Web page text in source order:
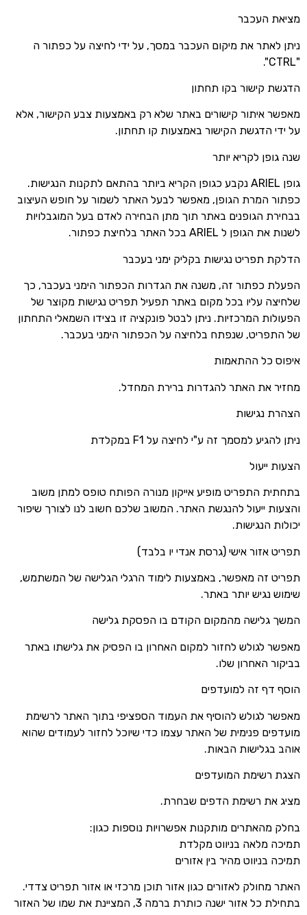
מציאת העכבר
ניתן לאתר את מיקום העכבר במסך, על ידי לחיצה על כפתור ה
"CTRL".
הדגשת קישור בקו תחתון
מאפשר איתור קישורים באתר שלא רק באמצעות צבע הקישור, אלא
על ידי הדגשת הקישור באמצעות קו תחתון.
שנה גופן לקריא יותר
גופן ARIEL נקבע כגופן הקריא ביותר בהתאם לתקנות הנגישות.
כפתור המרת הגופן, מאפשר לבעל האתר לשמור על חופש העיצוב
בבחירת הגופנים באתר תוך מתן הבחירה לאדם בעל המוגבלויות
לשנות את הגופן ל ARIEL בכל האתר בלחיצת כפתור.
הדלקת תפריט נגישות בקליק ימני בעכבר
הפעלת כפתור זה, משנה את הגדרות הכפתור הימני בעכבר, כך
שלחיצה עליו בכל מקום באתר תפעיל תפריט נגישות מקוצר של
הפעולות המרכזיות. ניתן לבטל פונקציה זו בצידו השמאלי התחתון
של התפריט, שנפתח בלחיצה על הכפתור הימני בעכבר.
איפוס כל ההתאמות
מחזיר את האתר להגדרות ברירת המחדל.
הצהרת נגישות
ניתן להגיע למסמך זה ע"י לחיצה על F1 במקלדת
הצעות ייעול
בתחתית התפריט מופיע אייקון מנורה הפותח טופס למתן משוב
והצעות ייעול להנגשת האתר. המשוב שלכם חשוב לנו לצורך שיפור
יכולות הנגישות.
תפריט אזור אישי (גרסת אנדי יו בלבד)
תפריט זה מאפשר, באמצעות לימוד הרגלי הגלישה של המשתמש,
שימוש נגיש יותר באתר.
המשך גלישה מהמקום הקודם בו הפסקת גלישה
מאפשר לגולש לחזור למקום האחרון בו הפסיק את גלישתו באתר
בביקור האחרון שלו.
הוסף דף זה למועדפים
מאפשר לגולש להוסיף את העמוד הספציפי בתוך האתר לרשימת
מועדפים פנימית של האתר עצמו כדי שיוכל לחזור לעמודים שהוא
אוהב בגלישות הבאות.
הצגת רשימת המועדפים
מציג את רשימת הדפים שבחרת.
בחלק מהאתרים מותקנות אפשרויות נוספות כגון:
תמיכה מלאה בניווט מקלדת
תמיכה בניווט מהיר בין אזורים
האתר מחולק לאזורים כגון אזור תוכן מרכזי או אזור תפריט צדדי.
בתחילת כל אזור ישנה כותרת ברמה 3, המציינת את שמו של האזור